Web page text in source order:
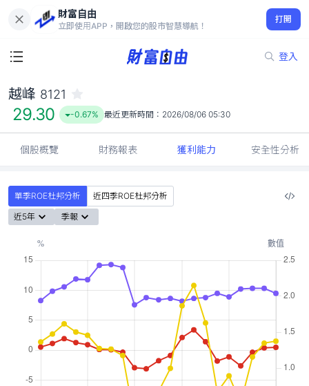
財富自由
立即使用APP，開啟您的股市智慧導航！
打開
登入
29.30
-0.67%
越峰 8121
29.30 -0.67% 最近更新時間： 2026/08/06 05:30
個股概覽 財務報表 獲利能力 安全性分析
單季ROE杜邦分析
近四季ROE杜邦分析
近5年
季報